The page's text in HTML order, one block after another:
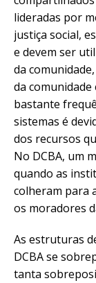
lideradas por
justiça social,
e devem ser
da
da
bastante
sistemas é
dos recursos
No DCBA, um
quando as
colheram para
os moradores
As estruturas
DCBA se
tanta